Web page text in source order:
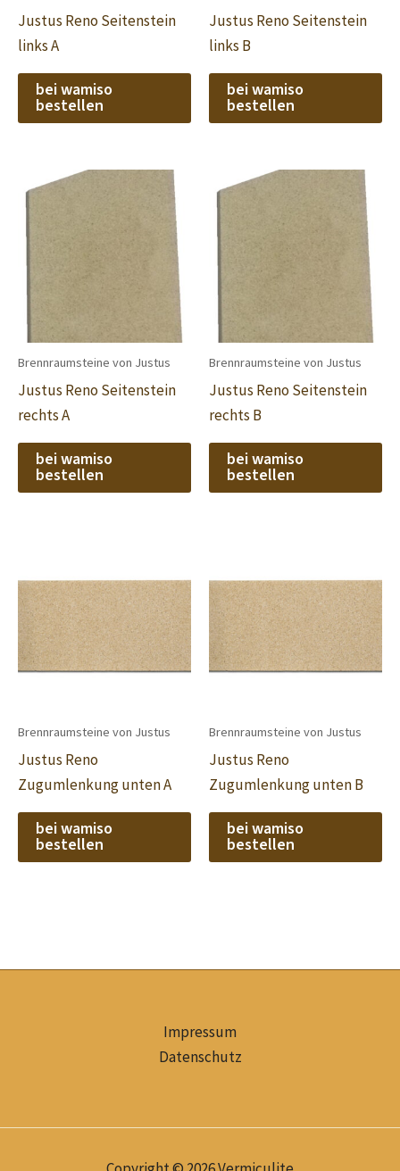
Justus Reno Seitenstein
links A
bei wamiso
bestellen
Justus Reno Seitenstein
links B
bei wamiso
bestellen
Brennraumsteine von Justus
Justus Reno Seitenstein
rechts A
bei wamiso
bestellen
Brennraumsteine von Justus
Justus Reno Seitenstein
rechts B
bei wamiso
bestellen
Brennraumsteine von Justus
Justus Reno
Zugumlenkung unten A
bei wamiso
bestellen
Brennraumsteine von Justus
Justus Reno
Zugumlenkung unten B
bei wamiso
bestellen
Impressum
Datenschutz